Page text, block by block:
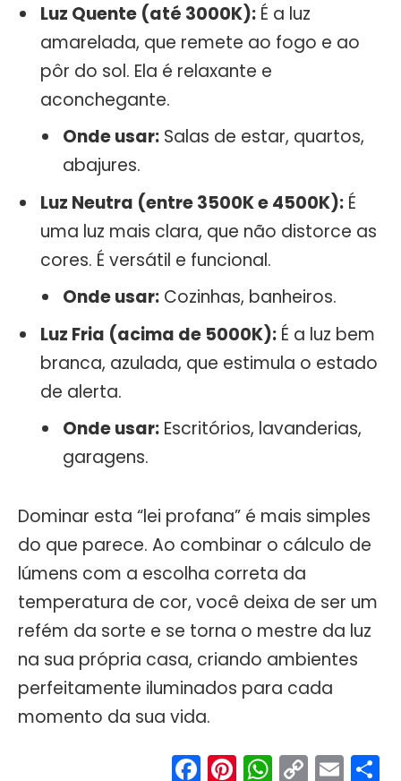
Luz Quente (até 3000K): É a luz
amarelada, que remete ao fogo e ao
pôr do sol. Ela é relaxante e
aconchegante.
Onde usar: Salas de estar, quartos,
abajures.
Luz Neutra (entre 3500K e 4500K): É
uma luz mais clara, que não distorce as
cores. É versátil e funcional.
Onde usar: Cozinhas, banheiros.
Luz Fria (acima de 5000K): É a luz bem
branca, azulada, que estimula o estado
de alerta.
Onde usar: Escritórios, lavanderias,
garagens.
Dominar esta “lei profana” é mais simples
do que parece. Ao combinar o cálculo de
lúmens com a escolha correta da
temperatura de cor, você deixa de ser um
refém da sorte e se torna o mestre da luz
na sua própria casa, criando ambientes
perfeitamente iluminados para cada
momento da sua vida.
Facebook
Pinterest
Copy